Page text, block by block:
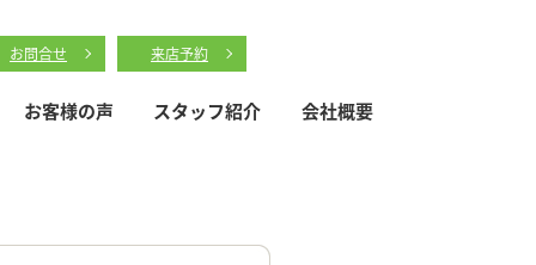
お問合せ 来店予約
お客様の声 スタッフ紹介 会社概要